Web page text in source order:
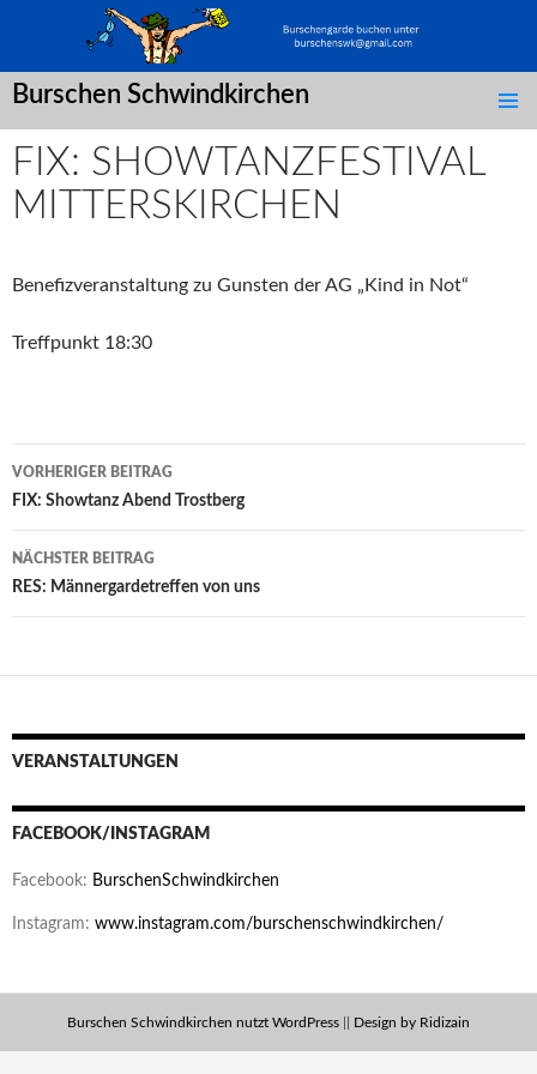
Burschen Schwindkirchen
ZUM
INHALT
FIX: SHOWTANZFESTIVAL
MITTERSKIRCHEN
Benefizveranstaltung zu Gunsten der AG „Kind in Not“
Treffpunkt 18:30
Post
navigation
VORHERIGER BEITRAG
FIX: Showtanz Abend Trostberg
NÄCHSTER BEITRAG
RES: Männergardetreffen von uns
VERANSTALTUNGEN
FACEBOOK/INSTAGRAM
Facebook: BurschenSchwindkirchen
Instagram: www.instagram.com/burschenschwindkirchen/
Burschen Schwindkirchen nutzt WordPress Design by Ridizain